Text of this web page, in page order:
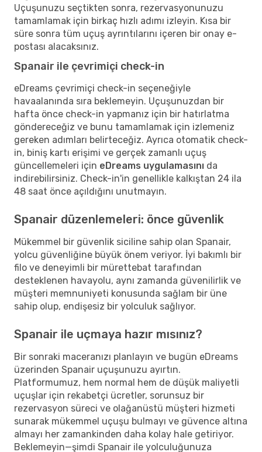
Uçuşunuzu seçtikten sonra, rezervasyonunuzu
tamamlamak için birkaç hızlı adımı izleyin. Kısa bir
süre sonra tüm uçuş ayrıntılarını içeren bir onay e-
postası alacaksınız.
Spanair ile çevrimiçi check-in
eDreams çevrimiçi check-in seçeneğiyle
havaalanında sıra beklemeyin. Uçuşunuzdan bir
hafta önce check-in yapmanız için bir hatırlatma
göndereceğiz ve bunu tamamlamak için izlemeniz
gereken adımları belirteceğiz. Ayrıca otomatik check-
in, biniş kartı erişimi ve gerçek zamanlı uçuş
güncellemeleri için eDreams uygulamasını da
indirebilirsiniz. Check-in'in genellikle kalkıştan 24 ila
48 saat önce açıldığını unutmayın.
Spanair düzenlemeleri: önce güvenlik
Mükemmel bir güvenlik siciline sahip olan Spanair,
yolcu güvenliğine büyük önem veriyor. İyi bakımlı bir
filo ve deneyimli bir mürettebat tarafından
desteklenen havayolu, aynı zamanda güvenilirlik ve
müşteri memnuniyeti konusunda sağlam bir üne
sahip olup, endişesiz bir yolculuk sağlıyor.
Spanair ile uçmaya hazır mısınız?
Bir sonraki maceranızı planlayın ve bugün eDreams
üzerinden Spanair uçuşunuzu ayırtın.
Platformumuz, hem normal hem de düşük maliyetli
uçuşlar için rekabetçi ücretler, sorunsuz bir
rezervasyon süreci ve olağanüstü müşteri hizmeti
sunarak mükemmel uçuşu bulmayı ve güvence altına
almayı her zamankinden daha kolay hale getiriyor.
Beklemeyin—şimdi Spanair ile yolculuğunuza